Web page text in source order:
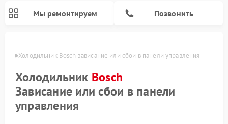
Мы ремонтируем Позвонить
Холодильник Bosch зависание или сбои в панели управления
Холодильник Bosch
Зависание или сбои в панели
управления